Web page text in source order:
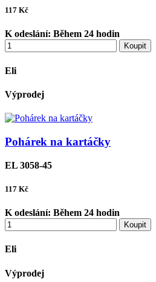
117 Kč
K odeslání: Během 24 hodin
Koupit
Eli
Výprodej
Pohárek na kartáčky
EL 3058-45
117 Kč
K odeslání: Během 24 hodin
Koupit
Eli
Výprodej